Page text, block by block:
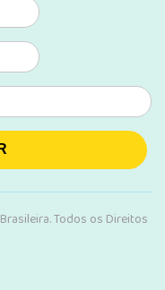
Todos os Direitos